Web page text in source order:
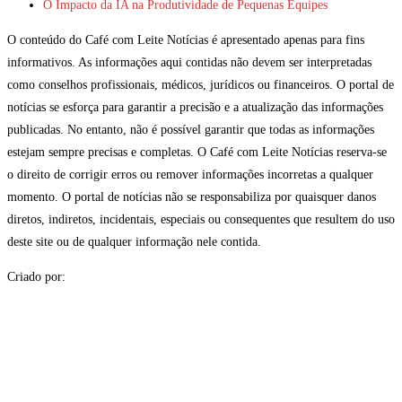
O Impacto da IA na Produtividade de Pequenas Equipes
O conteúdo do Café com Leite Notícias é apresentado apenas para fins
informativos. As informações aqui contidas não devem ser interpretadas
como conselhos profissionais, médicos, jurídicos ou financeiros. O portal de
notícias se esforça para garantir a precisão e a atualização das informações
publicadas. No entanto, não é possível garantir que todas as informações
estejam sempre precisas e completas. O Café com Leite Notícias reserva-se
o direito de corrigir erros ou remover informações incorretas a qualquer
momento. O portal de notícias não se responsabiliza por quaisquer danos
diretos, indiretos, incidentais, especiais ou consequentes que resultem do uso
deste site ou de qualquer informação nele contida.
Criado por: